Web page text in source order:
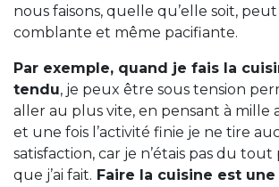
nous faisons, quelle qu’elle soit,
comblante et même pacifiante.
Par exemple, quand je fais la
tendu, je peux être sous tension
aller au plus vite, en pensant à mille
et une fois l’activité finie je ne tire
satisfaction, car je n’étais pas du
que j’ai fait. Faire la cuisine est